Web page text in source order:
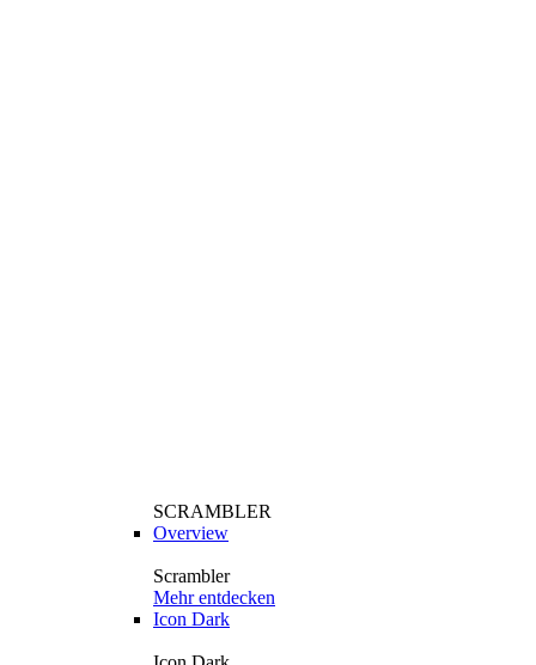
SCRAMBLER
Overview
Scrambler
Mehr entdecken
Icon Dark